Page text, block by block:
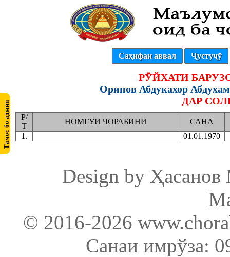
Саҳифаи аввал Ҷустуҷӯ
РӮЙХАТИ
Орипов Абдукахор
ДАР
Р/
Т
НОМГӮИ ЧОРАБИНӢ
САНА
1.
01.01.1970
Design by
© 2016-2026
Санаи имрўза: